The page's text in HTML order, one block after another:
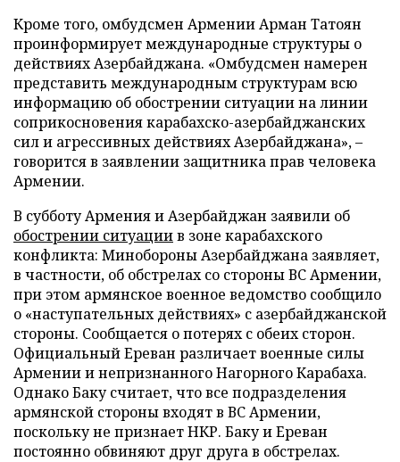
Кроме того, омбудсмен Армении Арман Татоян
проинформирует международные структуры о
действиях Азербайджана. «Омбудсмен намерен
представить международным структурам всю
информацию об обострении ситуации на линии
соприкосновения карабахско-азербайджанских
сил и агрессивных действиях Азербайджана», –
говорится в заявлении защитника прав человека
Армении.
В субботу Армения и Азербайджан заявили об
обострении ситуациив зоне карабахского
конфликта: Минобороны Азербайджана заявляет,
в частности, об обстрелах со стороны ВС Армении,
при этом армянское военное ведомство сообщило
о «наступательных действиях» с азербайджанской
стороны. Сообщается о потерях с обеих сторон.
Официальный Ереван различает военные силы
Армении и непризнанного Нагорного Карабаха.
Однако Баку считает, что все подразделения
армянской стороны входят в ВС Армении,
поскольку не признает НКР. Баку и Ереван
постоянно обвиняют друг друга в обстрелах.